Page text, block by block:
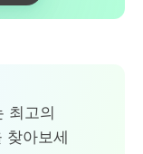
최고의
아보세